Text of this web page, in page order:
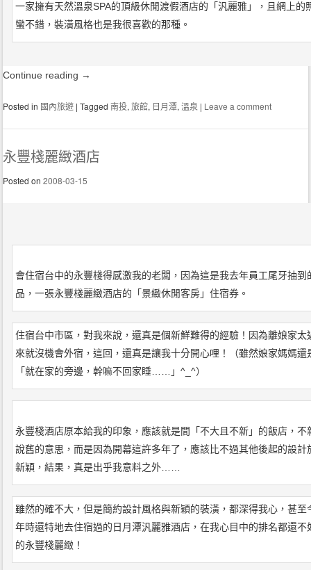
一家擁有天然溫泉SPA的頂級休閒渡假酒店的「汎麗雅」，且網上的
蠻不錯，裝潢風格也是我很喜歡的那種。
Continue reading →
Posted in 國內旅遊 |Tagged南投,旅館, 日月潭,溫泉 | Leave a comment
永豐棧麗緻酒店
Posted on2008-03-15
會住宿台中的永豐棧得感激我的老闆，因為這是我去年員工尾牙抽到
品，一張永豐棧麗緻酒店的「景緻休閒客房」住宿券。
住宿台中市區，對我來說，還真是個新鮮難得的經驗！因為離娘家太
來就沒機會外宿，這回，還真是讓我十分開心哩！（雖然娘家媽媽還
「就在家的旁邊，幹嘛不回家睡……」^_^）
永豐棧酒店原本給我的印象，應該就是間「不大且不新」的飯店，不
說舊的意思，而是因為開幕這許多年了，應該比不過其他後起的設計
新穎，結果，真是出乎我意料之外……
雖然的確不大，但是簡約設計風格與新穎的裝潢，都深得我心，甚至
年時還特地去住宿過的日月潭汎麗雅酒店，在我心目中的排名都還不
的永豐棧麗緻！